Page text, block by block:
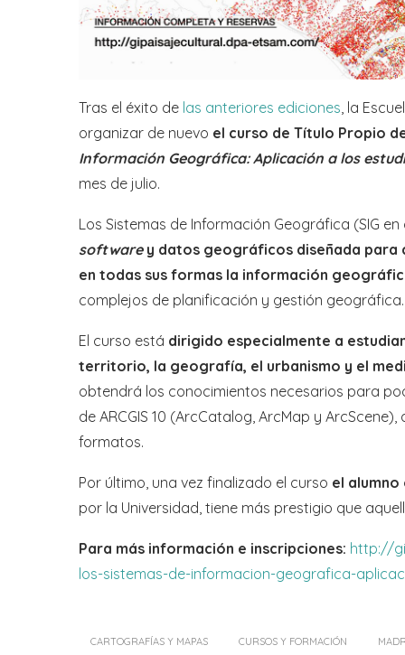
Tras el éxito de las anteriores ediciones, la
organizar de nuevo el curso de Título Propio
Información Geográfica: Aplicación a los
mes de julio.
Los Sistemas de Información Geográfica (SIG
softwarey datos geográficos diseñada para
en todas sus formas la información
complejos de planificación y gestión geográfica.
El curso está dirigido especialmente a
territorio, la geografía, el urbanismo y el
obtendrá los conocimientos necesarios para
de ARCGIS 10 (ArcCatalog, ArcMap y
formatos.
Por último, una vez finalizado el curso el
por la Universidad, tiene más prestigio que
Para más información e inscripciones: http://
los-sistemas-de-informacion-geografica-
CARTOGRAFÍAS Y MAPAS CURSOS Y FORMACIÓN